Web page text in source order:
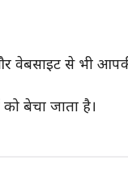
वेबसाइट से भी
बेचा जाता है।